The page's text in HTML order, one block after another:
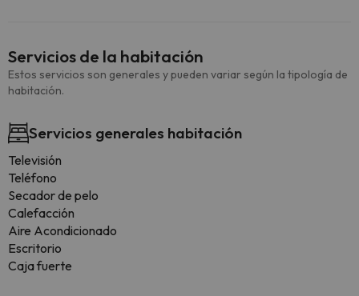
Servicios de la habitación
Estos servicios son generales y pueden variar según la tipología de
habitación.
Servicios generales habitación
Televisión
Teléfono
Secador de pelo
Calefacción
Aire Acondicionado
Escritorio
Caja fuerte